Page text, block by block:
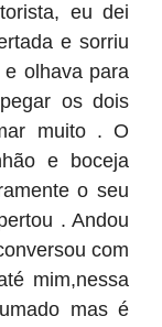
eu dei
e sorriu
olhava para
os dois
muito . O
e boceja
o seu
. Andou
com
mim,nessa
mas é